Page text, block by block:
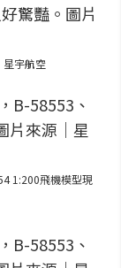
星宇航空
1:200飛機模型現